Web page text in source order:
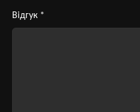
Відгук *